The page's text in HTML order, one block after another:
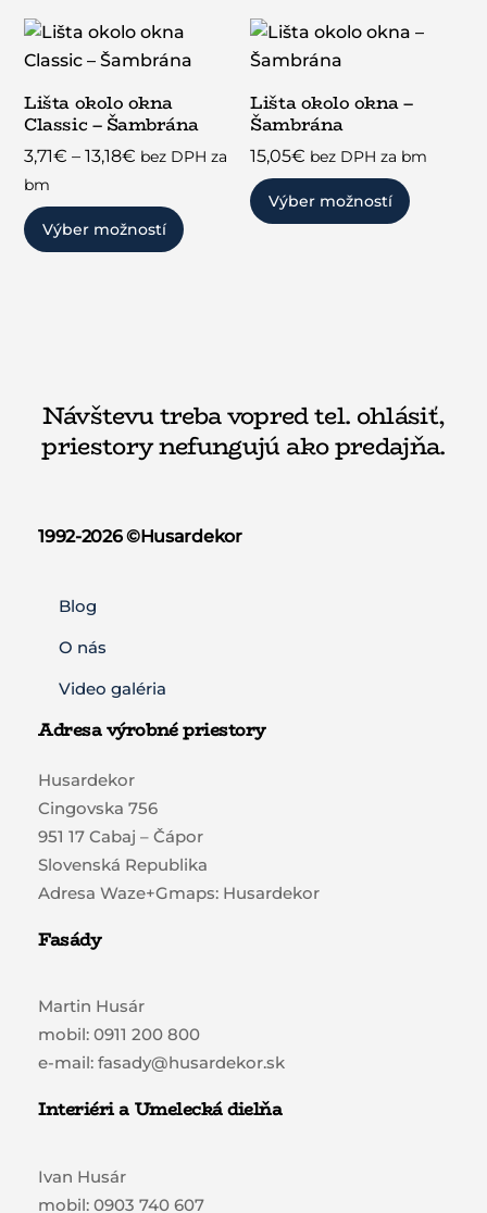
variantov.
vybrať
stránke
na
Lišta okolo okna
Classic – Šambrána
3,71€ – 13,18€ Price
3,71€
through
bez DPH za
bm
Výber možností
Tento
môžete
vybrať
produktu.
Lišta okolo okna –
Šambrána
15,05€ bez DPH za bm
Výber možností
Tento
vybrať
na
Návštevu treba vopred tel. ohlásiť,
priestory nefungujú ako predajňa.
1992-2026 ©️Husardekor
Blog
O nás
Video galéria
Adresa výrobné priestory
Husardekor
Cingovska 756
951 17 Cabaj – Čápor
Slovenská Republika
Adresa Waze+Gmaps: Husardekor
Fasády
Martin Husár
mobil: 0911 200 800
e-mail: fasady@husardekor.sk
Interiéri a Umelecká dielňa
Ivan Husár
mobil: 0903 740 607